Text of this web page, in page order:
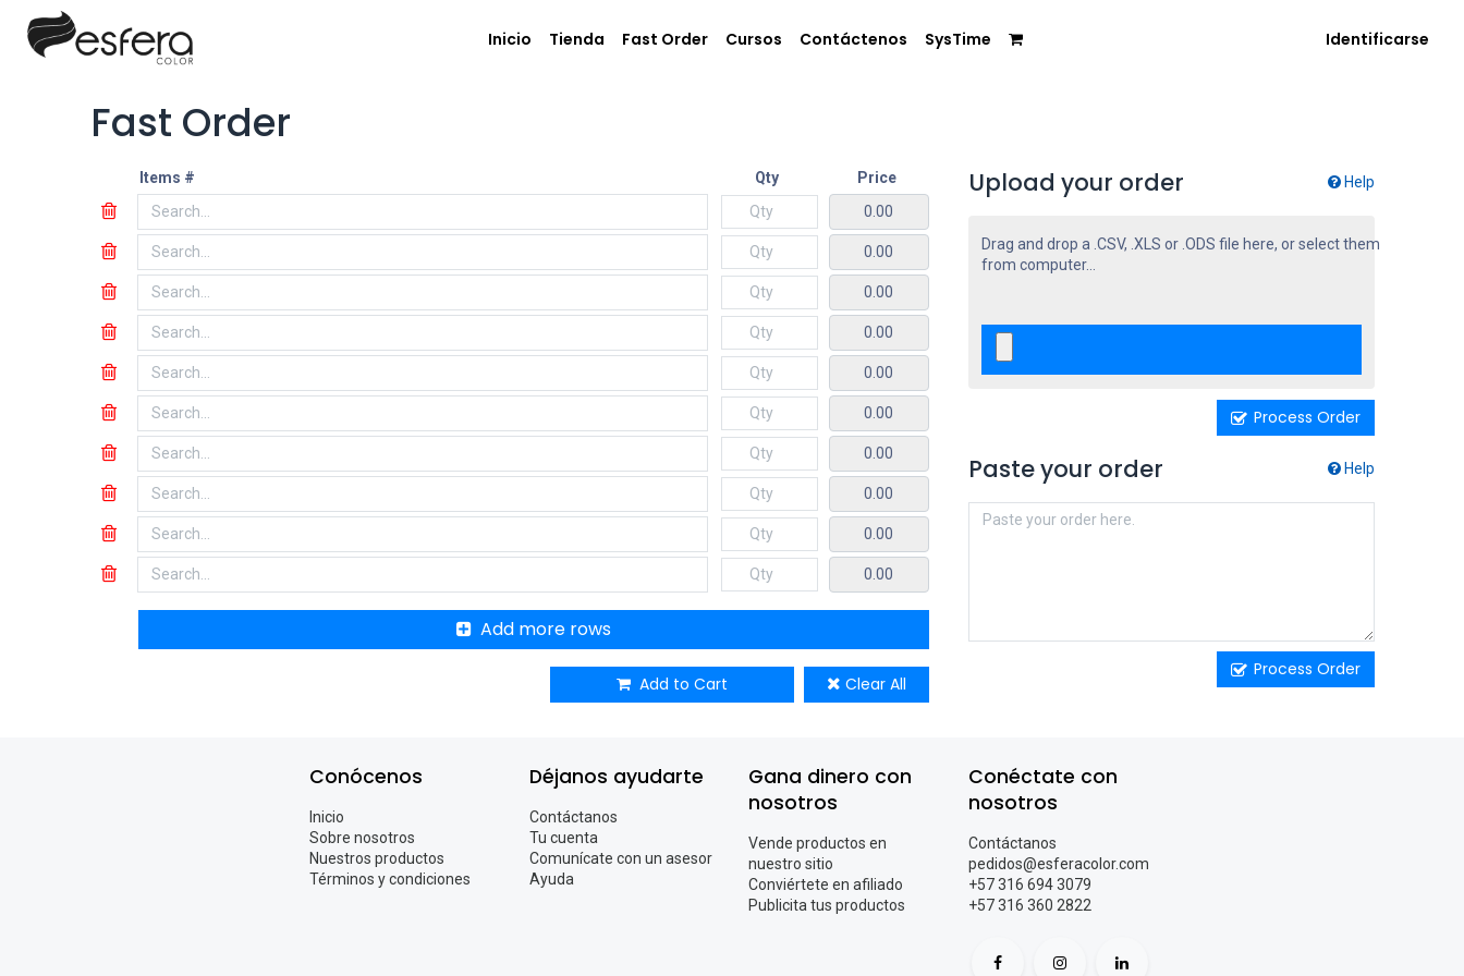
Inicio Tienda Fast Order Cursos Contáctenos SysTime Identificarse
Fast Order
Items # Qty
Price
0.00
0.00
0.00
0.00
0.00
0.00
0.00
0.00
0.00
0.00
Add more rows
Add to Cart Clear All
Upload your order Help
Drag and drop a .CSV, .XLS or .ODS file here, or select them
from computer...
Process Order
Paste your order Help
Process Order
Conócenos
Inicio
Sobre nosotros
Nuestros productos
Términos y condiciones
Déjanos ayudarte
Contáctanos
Tu cuenta
Comunícate con un asesor
Ayuda
Gana dinero con
nosotros
Vende productos en
nuestro sitio
Conviértete en afiliado
Publicita tus productos
Conéctate con
nosotros
Contáctanos
pedidos@esferacolor.com
+57 316 694 3079
+57 316 360 2822